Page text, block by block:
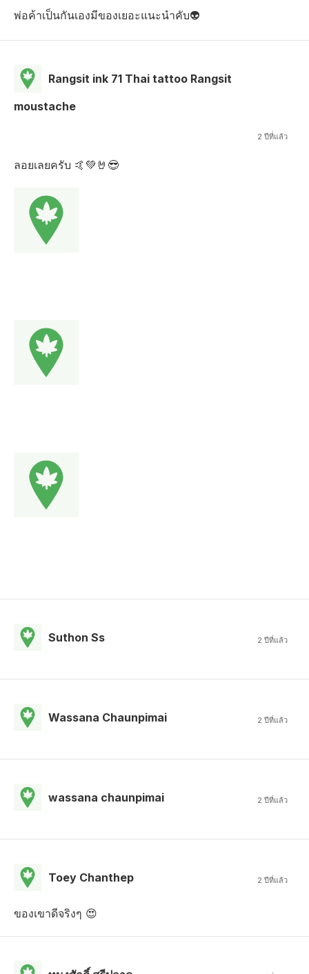
พ่อค้าเป็นกันเองมีของเยอะแนะนำคับ👽
Rangsit ink 71 Thai tattoo Rangsit
moustache
2 ปีที่แล้ว
ลอยเลยครับ 🤙💚🤘😎
Suthon Ss 2 ปีที่แล้ว
Wassana Chaunpimai 2 ปีที่แล้ว
wassana chaunpimai 2 ปีที่แล้ว
Toey Chanthep 2 ปีที่แล้ว
ของเขาดีจริงๆ 😍